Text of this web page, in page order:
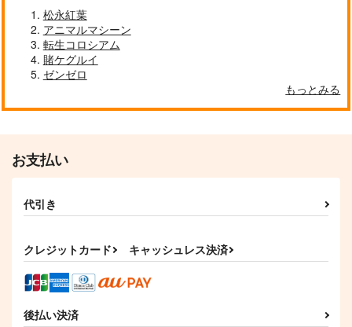
【クリエイティアイラ
スト展】クリアファイ
660円（税込）
サンプル
作品詳細
スト展】クリアファイ
660円（税込）
【クリエイティアイラ
スト展】クリアファイ
660円（税込）
松永紅葉
アニマルマシーン
転生コロシアム
賭ケグルイ
ゼンゼロ
もっとみる
お支払い
代引き
クレジットカード キャッシュレス決済
後払い決済